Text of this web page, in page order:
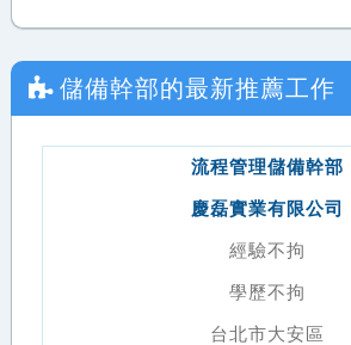
儲備幹部的最新推薦工作
流程管理儲備幹部
慶磊實業有限公司
經驗不拘
學歷不拘
台北市大安區